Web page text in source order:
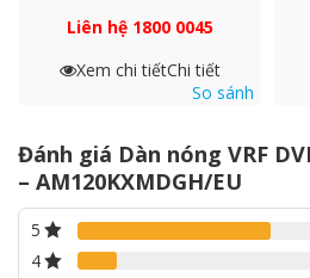
Âm thanh
Liên hệ 1800 0045
Xem chi tiếtChi tiết
So sánh
Đánh giá Dàn nóng VRF
– AM120KXMDGH/EU
5
4